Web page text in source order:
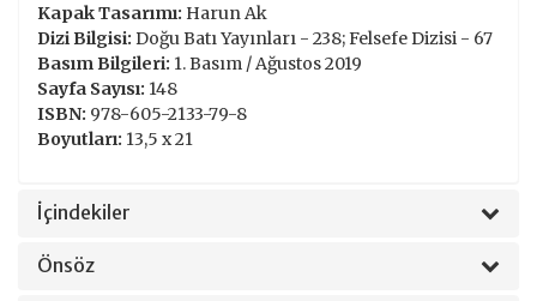
Kapak Tasarımı: Harun Ak
Dizi Bilgisi: Doğu Batı Yayınları - 238; Felsefe Dizisi - 67
Basım Bilgileri: 1. Basım / Ağustos 2019
Sayfa Sayısı: 148
ISBN: 978-605-2133-79-8
Boyutları: 13,5 x 21
İçindekiler
Önsöz